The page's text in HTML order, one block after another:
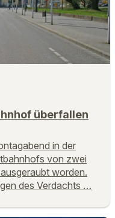
überfallen
in der
von zwei
worden.
des Verdachts …